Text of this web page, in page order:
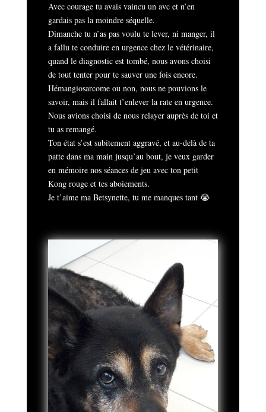
Avec courage tu avais vaincu un avc et n’en
gardais pas la moindre séquelle.
Dimanche tu n’as pas voulu te lever, ni manger, il
a fallu te conduire en urgence chez le vétérinaire,
quand le diagnostic est tombé, nous avons choisi
de tout tenter pour te sauver une fois encore.
Hémangiosarcome ou non, nous ne pouvions le
savoir, mais il fallait t’enlever la rate en urgence.
Nous avions choisi de nous relayer auprès de toi et
tu as remangé.
Ton état s’est subitement aggravé, et au-delà de ta
patte dans ma main jusqu’au bout, je veux garder
en mémoire nos séances de jeu avec ton petit
Kong rouge et tes aboiements.
Je t’aime ma Betsynette, tu me manques tant 😭